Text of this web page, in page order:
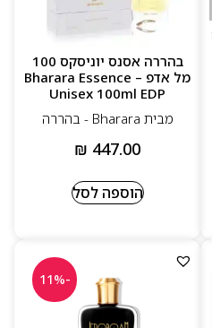
בהררה אסנס יוניסקס 100
מל אדפ – Bharara Essence
Unisex 100ml EDP
מבית Bharara - בהררה
₪ 447.00
הוספה לסל
-11%